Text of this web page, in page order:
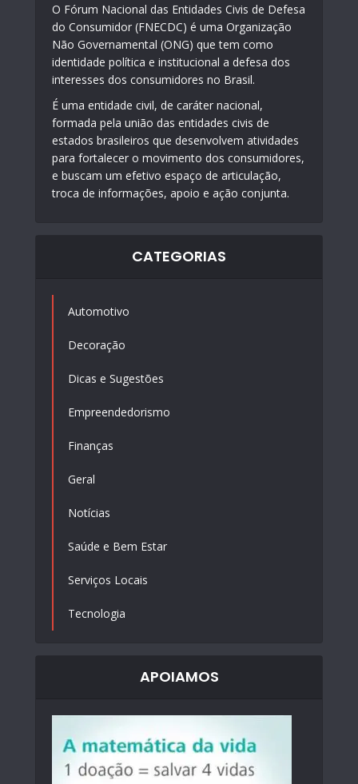
O Fórum Nacional das Entidades Civis de Defesa
do Consumidor (FNECDC) é uma Organização
Não Governamental (ONG) que tem como
identidade política e institucional a defesa dos
interesses dos consumidores no Brasil.
É uma entidade civil, de caráter nacional,
formada pela união das entidades civis de
estados brasileiros que desenvolvem atividades
para fortalecer o movimento dos consumidores,
e buscam um efetivo espaço de articulação,
troca de informações, apoio e ação conjunta.
CATEGORIAS
Automotivo
Decoração
Dicas e Sugestões
Empreendedorismo
Finanças
Geral
Notícias
Saúde e Bem Estar
Serviços Locais
Tecnologia
APOIAMOS